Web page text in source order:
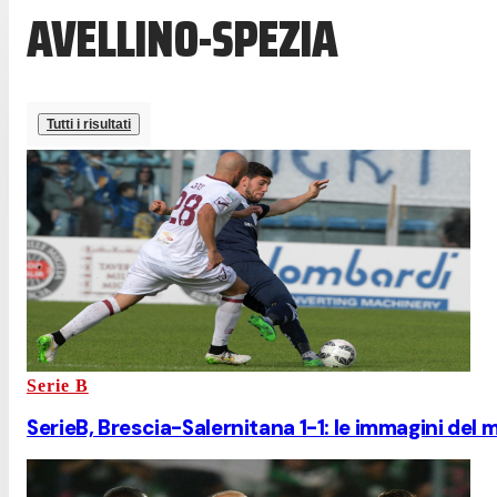
AVELLINO-SPEZIA
Tutti i risultati
Serie B
SerieB, Brescia-Salernitana 1-1: le immagini del